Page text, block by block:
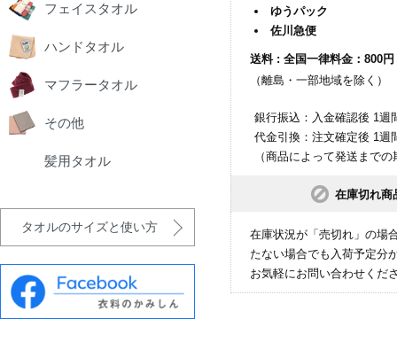
ゆうパック
佐川急便
送料 : 全国一律料金：800円
（離島・一部地域を除く）
銀行振込：入金確認後 1週
代金引換：注文確定後 1週
（商品によって発送まで
在庫切れ商
在庫状況が「売切れ」の場
たない場合でも入荷予定分
お気軽にお問い合わせくだ
フェイスタオル
ハンドタオル
マフラータオル
その他
髪用タオル
タオルのサイズと使い方